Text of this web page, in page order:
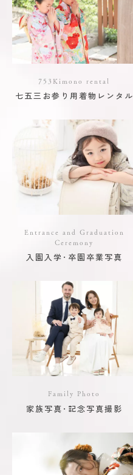
753Kimono rental
七五三お参り用着物レンタル
Entrance and Graduation
Ceremony
入園入学･卒園卒業写真
Family Photo
家族写真･記念写真撮影